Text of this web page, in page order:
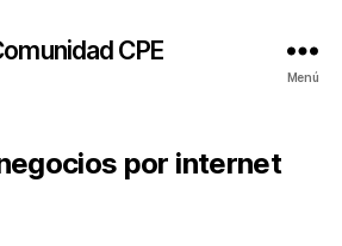
CPE
Menú
por internet